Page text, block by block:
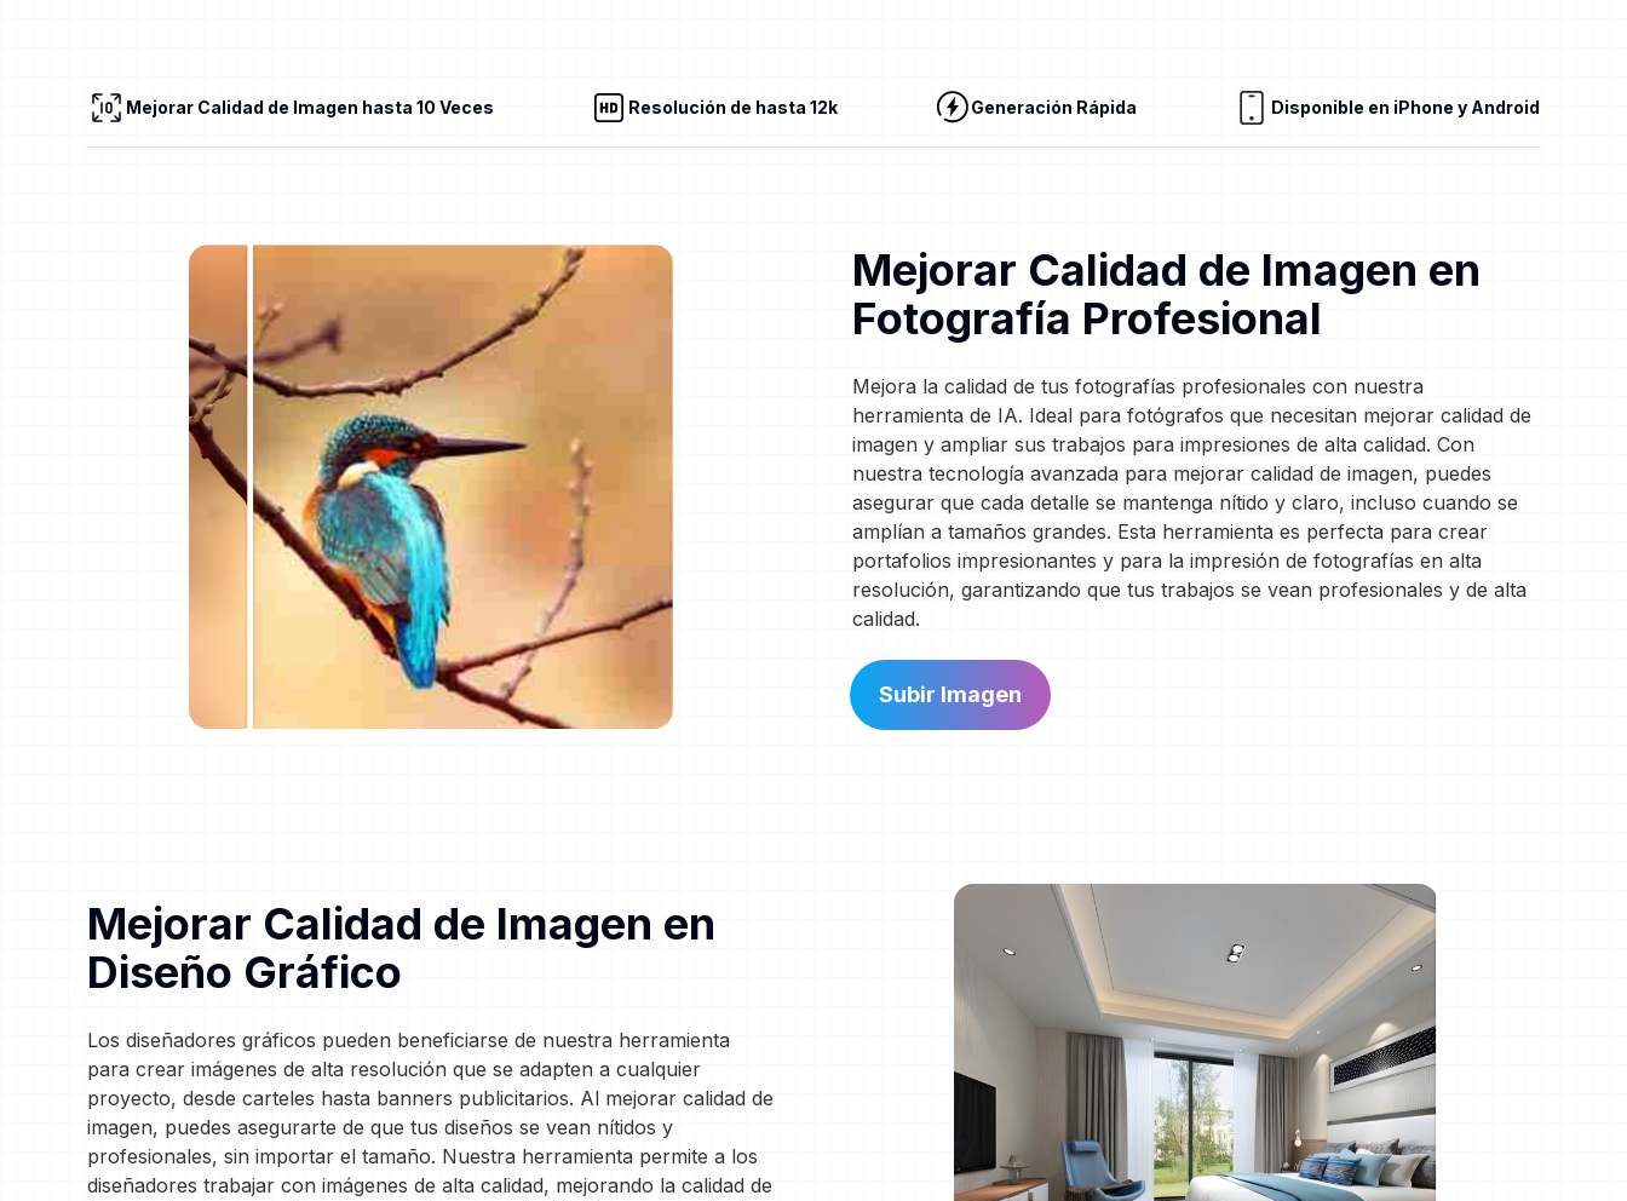
Mejorar Calidad de Imagen hasta 10 Veces Resolución de hasta 12k Generación Rápida Disponible en iPhone y Android
Mejorar Calidad de Imagen en
Fotografía Profesional
Mejora la calidad de tus fotografías profesionales con nuestra
herramienta de IA. Ideal para fotógrafos que necesitan mejorar calidad de
imagen y ampliar sus trabajos para impresiones de alta calidad. Con
nuestra tecnología avanzada para mejorar calidad de imagen, puedes
asegurar que cada detalle se mantenga nítido y claro, incluso cuando se
amplían a tamaños grandes. Esta herramienta es perfecta para crear
portafolios impresionantes y para la impresión de fotografías en alta
resolución, garantizando que tus trabajos se vean profesionales y de alta
calidad.
Subir Imagen
Mejorar Calidad de Imagen en
Diseño Gráfico
Los diseñadores gráficos pueden beneficiarse de nuestra herramienta
para crear imágenes de alta resolución que se adapten a cualquier
proyecto, desde carteles hasta banners publicitarios. Al mejorar calidad de
imagen, puedes asegurarte de que tus diseños se vean nítidos y
profesionales, sin importar el tamaño. Nuestra herramienta permite a los
diseñadores trabajar con imágenes de alta calidad, mejorando la calidad de